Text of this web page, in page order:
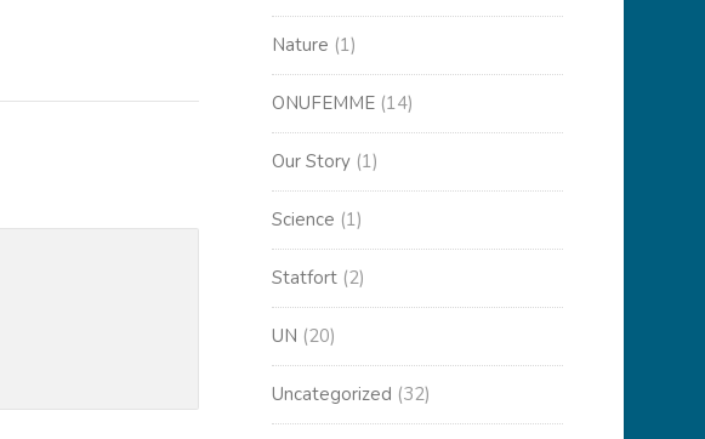
Nature (1)
ONUFEMME (14)
Our Story (1)
Science (1)
Statfort (2)
UN (20)
Uncategorized (32)